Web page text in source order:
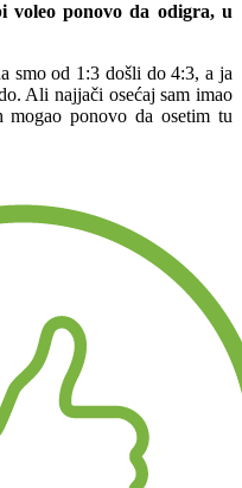
voleo ponovo da odigra, u
smo od 1:3 došli do 4:3, a ja
Ali najjači osećaj sam imao
mogao ponovo da osetim tu